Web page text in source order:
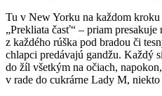
Tu v New Yorku na každom
„Prekliata časť“ – priam
z každého rúška pod bradou či
chlapci predávajú gandžu. Každý
do žíl všetkým na očiach,
v rade do cukrárne Lady M,